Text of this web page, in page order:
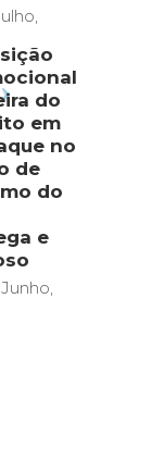
do
em
no
de
do
e